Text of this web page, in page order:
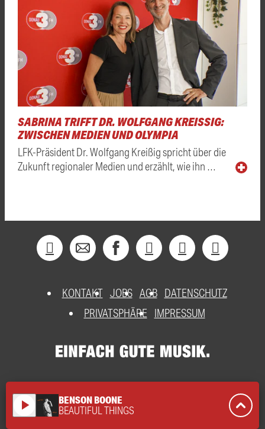
SABRINA TRIFFT DR. WOLFGANG KREISSIG: Z
WISCHEN MEDIEN UND OLYMPIA
LFK-Präsident Dr. Wolfgang Kreißig spricht über die
Zukunft regionaler Medien und erzählt, wie ihn …
KONTAKT JOBS AGB DATENSCHUTZ
PRIVATSPHÄRE
IMPRESSUM
play_arrow BENSON BOONE
BEAUTIFUL THINGS